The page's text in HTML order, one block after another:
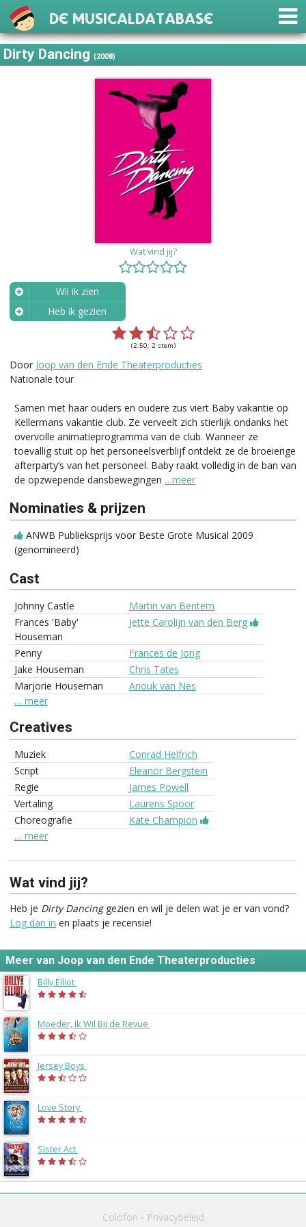
De Musicaldatabase
Dirty Dancing(2008)
Wat vind jij?
Wil ik zien
Heb ik gezien
(2.50; 2 stem)
Door Joop van den Ende Theaterproducties
Nationale tour
Samen met haar ouders en oudere zus viert Baby vakantie op
Kellermans vakantie club. Ze verveelt zich stierlijk ondanks het
overvolle animatieprogramma van de club. Wanneer ze
toevallig stuit op het personeelsverblijf ontdekt ze de broeierige
afterparty’s van het personeel. Baby raakt volledig in de ban van
de opzwepende dansbewegingen …meer
Nominaties & prijzen
ANWB Publieksprijs voor Beste Grote Musical 2009
(genomineerd)
Cast
Johnny Castle
Martin van Bentem
Frances 'Baby'
Houseman
Jette Carolijn van den Berg
Penny
Frances de Jong
Jake Houseman
Chris Tates
Marjorie Houseman
Anouk van Nes
… meer
Creatives
Muziek
Conrad Helfrich
Script
Eleanor Bergstein
Regie
James Powell
Vertaling
Laurens Spoor
Choreografie
Kate Champion
… meer
Wat vind jij?
Heb je Dirty Dancinggezien en wil je delen wat je er van vond?
Log dan in en plaats je recensie!
Meer van Joop van den Ende Theaterproducties
Billy Elliot
Moeder, Ik Wil Bij de Revue
Jersey Boys
Love Story
Sister Act
Colofon Privacybeleid